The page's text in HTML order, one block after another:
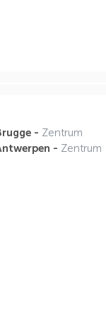
- Zentrum
- Zentrum